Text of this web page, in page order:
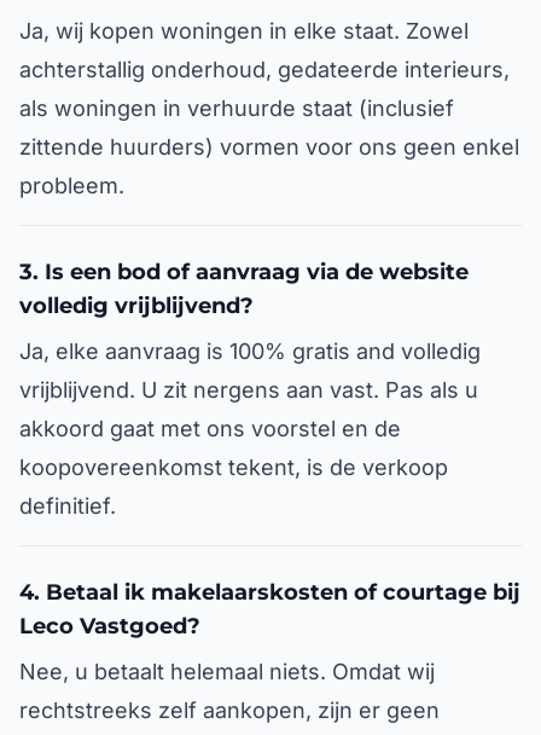
Ja, wij kopen woningen in elke staat. Zowel
achterstallig onderhoud, gedateerde interieurs,
als woningen in verhuurde staat (inclusief
zittende huurders) vormen voor ons geen enkel
probleem.
3. Is een bod of aanvraag via de website
volledig vrijblijvend?
Ja, elke aanvraag is 100% gratis and volledig
vrijblijvend. U zit nergens aan vast. Pas als u
akkoord gaat met ons voorstel en de
koopovereenkomst tekent, is de verkoop
definitief.
4. Betaal ik makelaarskosten of courtage bij
Leco Vastgoed?
Nee, u betaalt helemaal niets. Omdat wij
rechtstreeks zelf aankopen, zijn er geen